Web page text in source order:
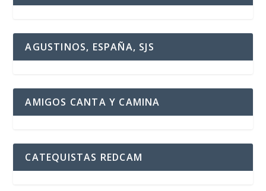
AGUSTINOS, ESPAÑA, SJS
AMIGOS CANTA Y CAMINA
CATEQUISTAS REDCAM